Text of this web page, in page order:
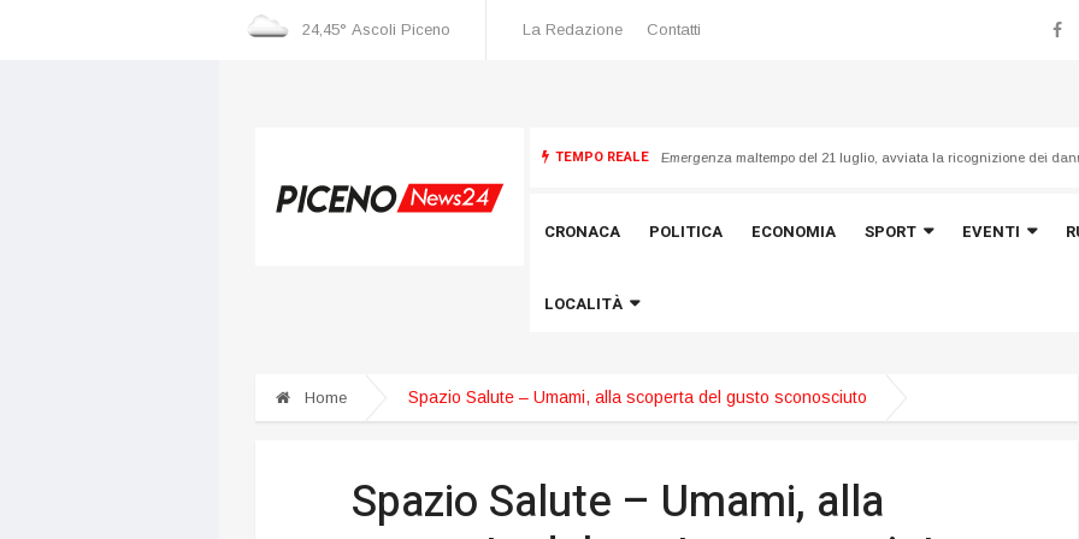
24,45° Ascoli Piceno La Redazione Contatti
TEMPO REALE
G
rande successo per l’ultima commedia dialettale del Gruppo Teatrale Peranna di Montemonaco Emergenza maltempo del 21 luglio, avviata la ricognizione dei
CRONACA POLITICA ECONOMIA SPORT EVENTI
LOCALITÀ
Home Spazio Salute – Umami, alla scoperta del gusto sconosciuto
Spazio Salute – Umami, alla